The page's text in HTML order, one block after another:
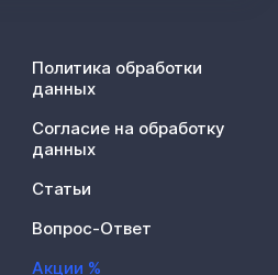
Политика обработки
данных
Согласие на обработку
данных
Статьи
Вопрос-Ответ
Акции %